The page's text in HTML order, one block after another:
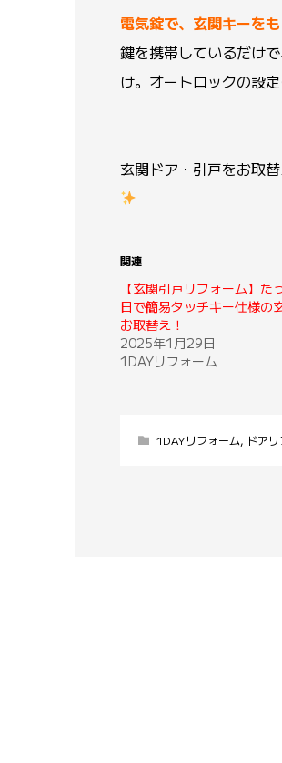
電気錠で、玄関キーを
鍵を携帯しているだけ
け。オートロックの設
玄関ドア・引戸をお取
関連
【玄関引戸リフォーム】た
日で簡易タッチキー仕様の
お取替え！
2025年1月29日
1DAYリフォーム
1DAYリフォーム, ドア